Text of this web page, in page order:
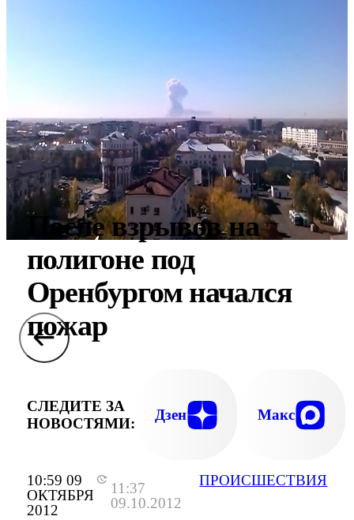
10:59 09
ОКТЯБРЯ
2012
11:37
09.10.2012
ПРОИСШЕСТВИЯ
После взрывов на
полигоне под
Оренбургом начался
пожар
СЛЕДИТЕ ЗА
НОВОСТЯМИ:
Дзен Макс